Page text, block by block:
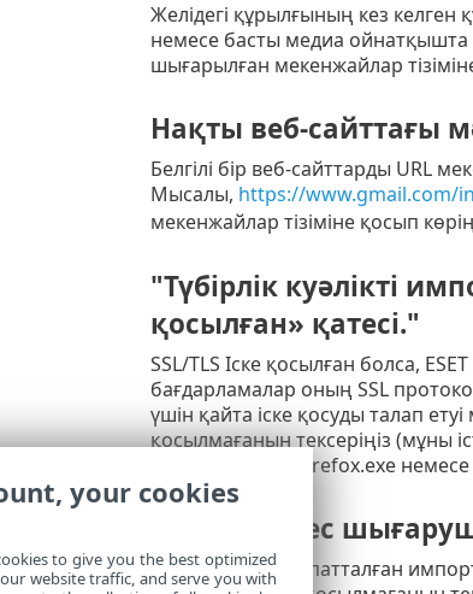
Желідегі құрылғының кез
немесе басты медиа ойнатқышта
шығарылған мекенжайлар
Нақты веб-сайттағы
Белгілі бір веб-сайттарды URL
Мысалы, https://www.gmail.com/
мекенжайлар тізіміне қосып
"Түбірлік куәлікті
қосылған» қатесі."
SSL/TLS Іске қосылған болса,
бағдарламалар оның SSL
үшін қайта іске қосуды талап
қосылмағанын тексеріңіз (мұны
қойындысында firefox.exe немесе
Сенімді емес
Бұл жоғарыда сипатталған
your cookies
to give you the best optimized
website traffic, and serve you with